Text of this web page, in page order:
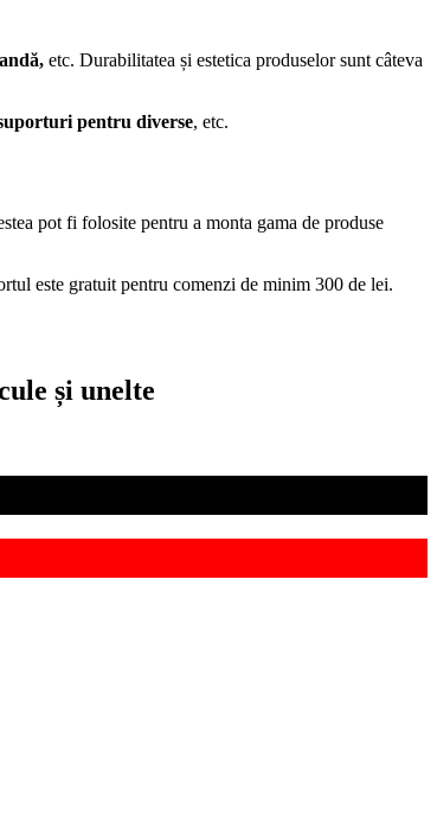
etc. Durabilitatea și estetica produselor sunt câteva
pentru diverse, etc.
pot fi folosite pentru a monta gama de produse
este gratuit pentru comenzi de minim 300 de lei.
și unelte